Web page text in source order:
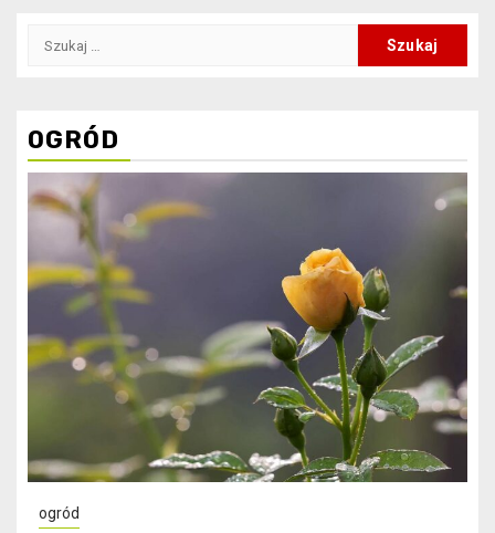
Szukaj:
OGRÓD
ogród